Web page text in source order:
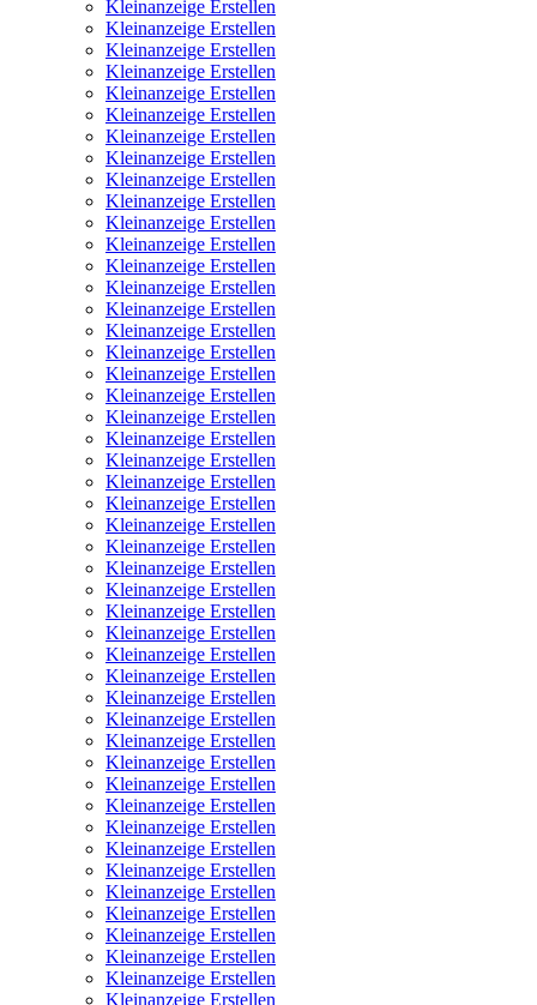
Kleinanzeige Erstellen
Kleinanzeige Erstellen
Kleinanzeige Erstellen
Kleinanzeige Erstellen
Kleinanzeige Erstellen
Kleinanzeige Erstellen
Kleinanzeige Erstellen
Kleinanzeige Erstellen
Kleinanzeige Erstellen
Kleinanzeige Erstellen
Kleinanzeige Erstellen
Kleinanzeige Erstellen
Kleinanzeige Erstellen
Kleinanzeige Erstellen
Kleinanzeige Erstellen
Kleinanzeige Erstellen
Kleinanzeige Erstellen
Kleinanzeige Erstellen
Kleinanzeige Erstellen
Kleinanzeige Erstellen
Kleinanzeige Erstellen
Kleinanzeige Erstellen
Kleinanzeige Erstellen
Kleinanzeige Erstellen
Kleinanzeige Erstellen
Kleinanzeige Erstellen
Kleinanzeige Erstellen
Kleinanzeige Erstellen
Kleinanzeige Erstellen
Kleinanzeige Erstellen
Kleinanzeige Erstellen
Kleinanzeige Erstellen
Kleinanzeige Erstellen
Kleinanzeige Erstellen
Kleinanzeige Erstellen
Kleinanzeige Erstellen
Kleinanzeige Erstellen
Kleinanzeige Erstellen
Kleinanzeige Erstellen
Kleinanzeige Erstellen
Kleinanzeige Erstellen
Kleinanzeige Erstellen
Kleinanzeige Erstellen
Kleinanzeige Erstellen
Kleinanzeige Erstellen
Kleinanzeige Erstellen
Kleinanzeige Erstellen